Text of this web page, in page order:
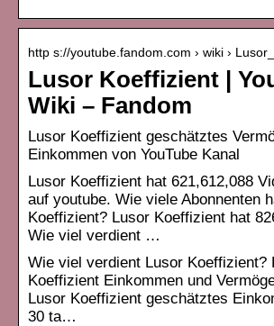
http s://youtube.fandom.com › wiki ›
Lusor Koeffizient |
Wiki – Fandom
Lusor Koeffizient geschätztes
Einkommen von YouTube Kanal
Lusor Koeffizient hat 621,612,088
auf youtube. Wie viele Abonnenten
Koeffizient? Lusor Koeffizient hat
Wie viel verdient …
Wie viel verdient Lusor Koeffizient?
Koeffizient Einkommen und
Lusor Koeffizient geschätztes
30 ta…